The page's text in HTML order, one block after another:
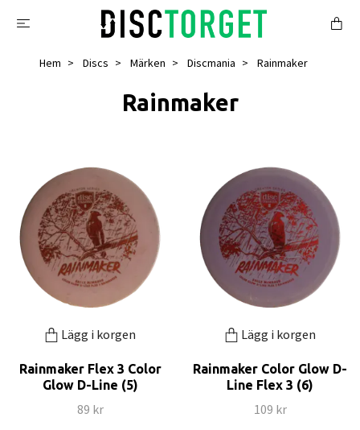
Hem Discs Märken Discmania Rainmaker
Rainmaker
Lägg i korgen
Rainmaker Flex 3 Color
Glow D-Line (5)
89 kr
Lägg i korgen
Rainmaker Color Glow D-
Line Flex 3 (6)
109 kr